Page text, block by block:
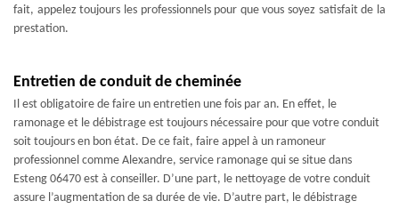
fait, appelez toujours les professionnels pour que vous soyez satisfait de la
prestation.
Entretien de conduit de cheminée
Il est obligatoire de faire un entretien une fois par an. En effet, le
ramonage et le débistrage est toujours nécessaire pour que votre conduit
soit toujours en bon état. De ce fait, faire appel à un ramoneur
professionnel comme Alexandre, service ramonage qui se situe dans
Esteng 06470 est à conseiller. D’une part, le nettoyage de votre conduit
assure l’augmentation de sa durée de vie. D’autre part, le débistrage